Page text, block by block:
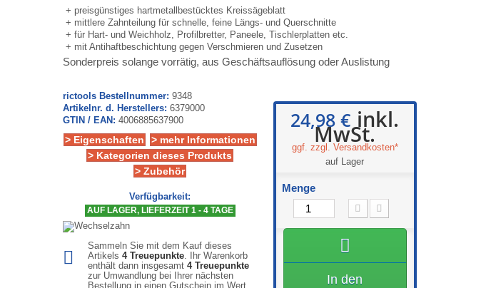
+ preisgünstiges hartmetallbestücktes Kreissägeblatt
+ mittlere Zahnteilung für schnelle, feine Längs- und Querschnitte
+ für Hart- und Weichholz, Profilbretter, Paneele, Tischlerplatten etc.
+ mit Antihaftbeschichtung gegen Verschmieren und Zusetzen
Sonderpreis solange vorrätig, aus Geschäftsauflösung oder Auslistung
rictools Bestellnummer: 9348
Artikelnr. d. Herstellers: 6379000
GTIN / EAN: 4006885637900
> Eigenschaften
> mehr Informationen
> Kategorien dieses Produkts
> Zubehör
Verfügbarkeit:
AUF LAGER, LIEFERZEIT 1 - 4 TAGE
Sammeln Sie mit dem Kauf dieses
Artikels 4Treuepunkte. Ihr Warenkorb
enthält dann insgesamt 4Treuepunkte
zur Umwandlung bei Ihrer nächsten
Bestellung in einen Gutschein im Wert
24,98 € inkl.
MwSt.
ggf. zzgl. Versandkosten*
auf Lager
Menge
In den